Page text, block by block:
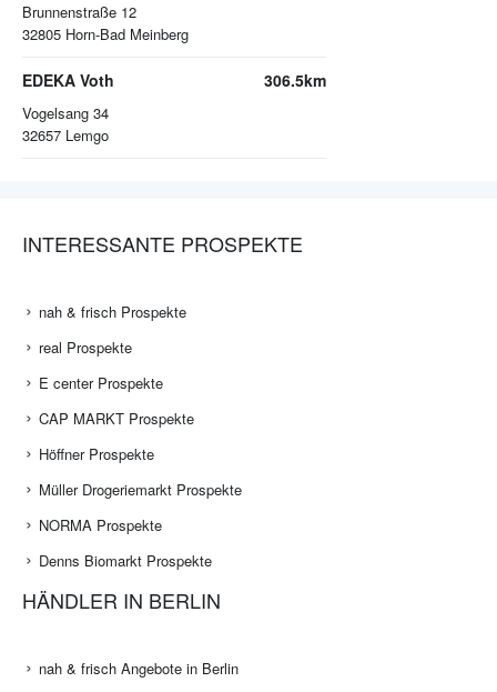
Brunnenstraße 12
32805 Horn-Bad Meinberg
EDEKA Voth
Vogelsang 34
32657 Lemgo
306.5km
INTERESSANTE PROSPEKTE
nah & frisch Prospekte
real Prospekte
E center Prospekte
CAP MARKT Prospekte
Höffner Prospekte
Müller Drogeriemarkt Prospekte
NORMA Prospekte
Denns Biomarkt Prospekte
HÄNDLER IN BERLIN
nah & frisch Angebote in Berlin